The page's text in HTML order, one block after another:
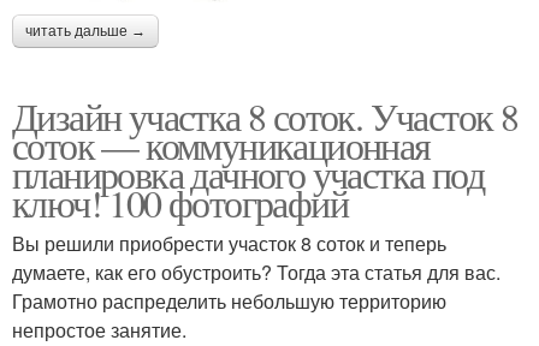
читать дальше →
Дизайн участка 8 соток. Участок 8
соток — коммуникационная
планировка дачного участка под
ключ! 100 фотографий
Вы решили приобрести участок 8 соток и теперь
думаете, как его обустроить? Тогда эта статья для вас.
Грамотно распределить небольшую территорию
непростое занятие.